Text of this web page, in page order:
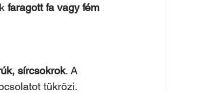
faragott fa vagy fém
sírcsokrok. A
tükrözi.